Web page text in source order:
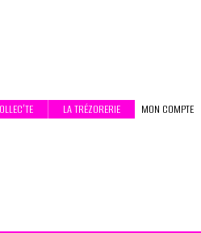
LA TRÉZORERIE MON COMPTE